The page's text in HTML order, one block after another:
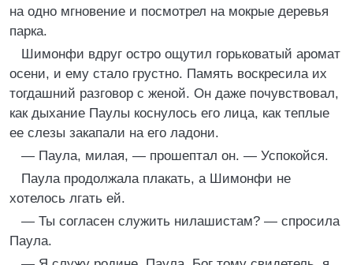
на одно мгновение и посмотрел на мокрые деревья
парка.
Шимонфи вдруг остро ощутил горьковатый аромат
осени, и ему стало грустно. Память воскресила их
тогдашний разговор с женой. Он даже почувствовал,
как дыхание Паулы коснулось его лица, как теплые
ее слезы закапали на его ладони.
— Паула, милая, — прошептал он. — Успокойся.
Паула продолжала плакать, а Шимонфи не
хотелось лгать ей.
— Ты согласен служить нилашистам? — спросила
Паула.